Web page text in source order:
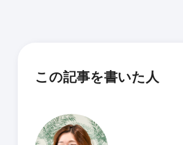
この記事を書いた人